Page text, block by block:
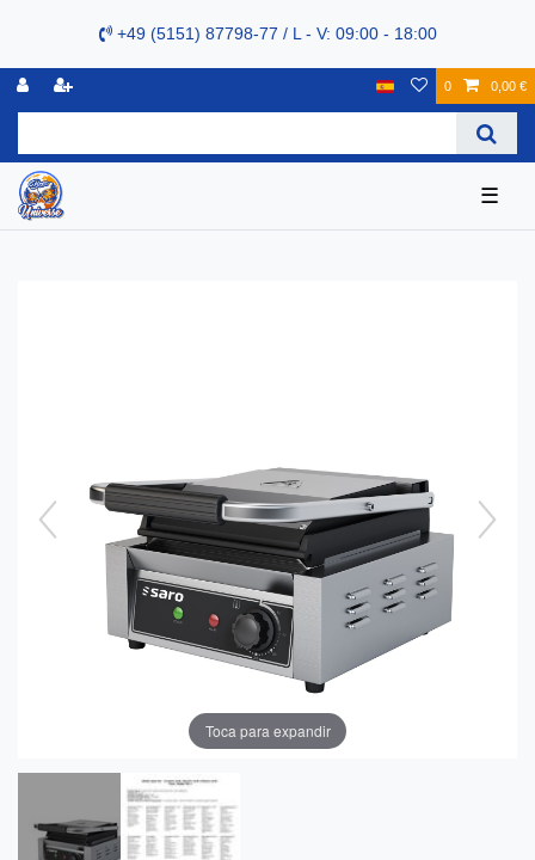
+49 (5151) 87798-77 / L - V: 09:00 - 18:00
0 0,00 €
☰
Toca para expandir